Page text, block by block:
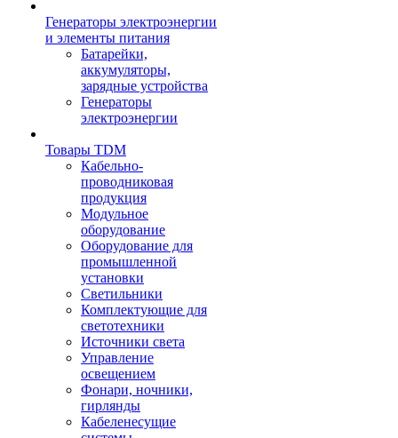
Генераторы электроэнергии
и элементы питания
Батарейки,
аккумуляторы,
зарядные устройства
Генераторы
электроэнергии
Товары TDM
Кабельно-
проводниковая
продукция
Модульное
оборудование
Оборудование для
промышленной
установки
Светильники
Комплектующие для
светотехники
Источники света
Управление
освещением
Фонари, ночники,
гирлянды
Кабеленесущие